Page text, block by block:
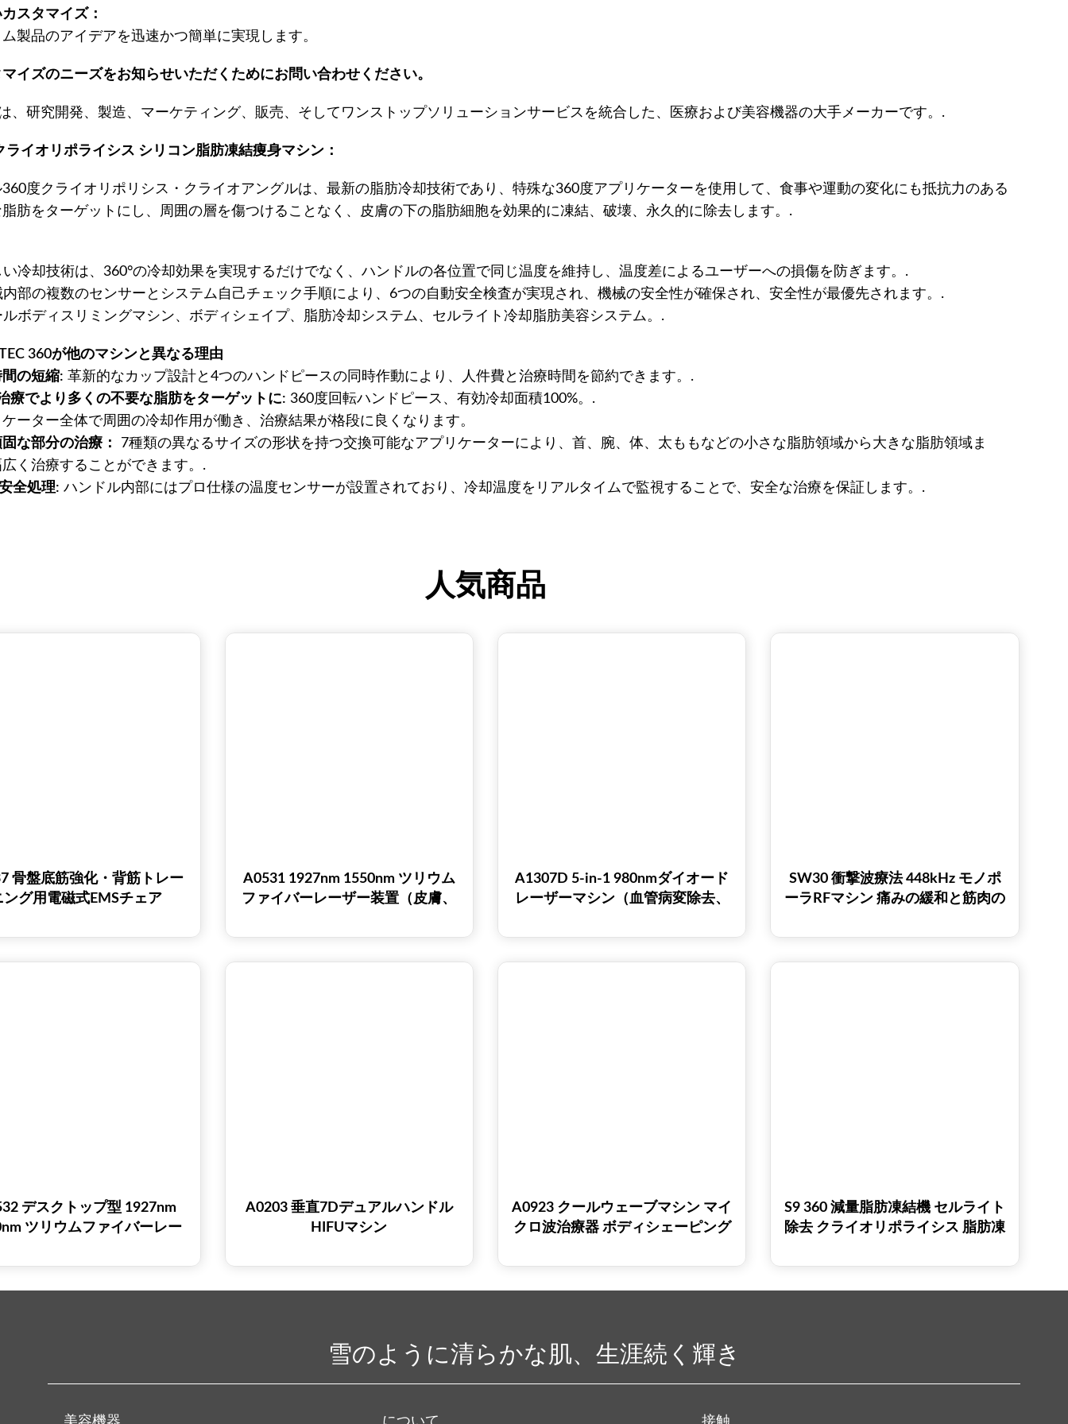
スタマイズ：
製品のアイデアを迅速かつ簡単に実現します。
イズのニーズをお知らせいただくためにお問い合わせください。
、研究開発、製造、マーケティング、販売、そしてワンストップソリューションサービスを統合した、医療および美容機器の大手メーカーです。.
ライオリポライシス シリコン脂肪凍結痩身マシン：
度クライオリポリシス・クライオアングルは、最新の脂肪冷却技術であり、特殊な360度アプリケーターを使用して、食事や運動の変化にも抵抗力のある
肪をターゲットにし、周囲の層を傷つけることなく、皮膚の下の脂肪細胞を効果的に凍結、破壊、永久的に除去します。.
い冷却技術は、360°の冷却効果を実現するだけでなく、ハンドルの各位置で同じ温度を維持し、温度差によるユーザーへの損傷を防ぎます。.
内部の複数のセンサーとシステム自己チェック手順により、6つの自動安全検査が実現され、機械の安全性が確保され、安全性が最優先されます。.
ルボディスリミングマシン、ボディシェイプ、脂肪冷却システム、セルライト冷却脂肪美容システム。.
360が他のマシンと異なる理由
の短縮: 革新的なカップ設計と4つのハンドピースの同時作動により、人件費と治療時間を節約できます。.
療でより多くの不要な脂肪をターゲットに: 360度回転ハンドピース、有効冷却面積100%。.
ーター全体で周囲の冷却作用が働き、治療結果が格段に良くなります。
な部分の治療：
7種類の異なるサイズの形状を持つ交換可能なアプリケーターにより、首、腕、体、太ももなどの小さな脂肪領域から大きな脂肪領域ま
く治療することができます。.
全処理: ハンドル内部にはプロ仕様の温度センサーが設置されており、冷却温度をリアルタイムで監視することで、安全な治療を保証します。.
人気商品
骨盤底筋強化・背筋トレー
ング用電磁式EMSチェア
A0531 1927nm 1550nm ツリウム
ファイバーレーザー装置（皮膚、
跡治療用）
A1307D 5-in-1 980nmダイオード
レーザーマシン（血管病変除去、
SW30 衝撃波療法 448kHz モノポ
ーラRFマシン 痛みの緩和と筋肉の
デスクトップ型 1927nm
ツリウムファイバーレー
除去、ニキビ跡、膣）
A0203 垂直7Dデュアルハンドル
HIFUマシン
A0923 クールウェーブマシン マイ
クロ波治療器 ボディシェーピング
ルウェーブマシン
S9 360 減量脂肪凍結機 セルライト
除去 クライオリポライシス 脂肪凍
ン
雪のように清らかな肌、生涯続く輝き